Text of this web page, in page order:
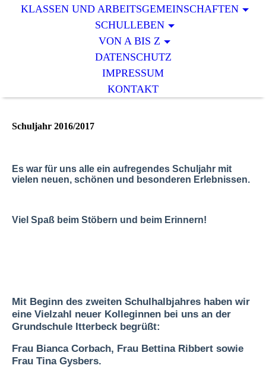
KLASSEN UND ARBEITSGEMEINSCHAFTEN
SCHULLEBEN
VON A BIS Z
DATENSCHUTZ
IMPRESSUM
KONTAKT
Schuljahr 2016/2017
Es war für uns alle ein aufregendes Schuljahr mit
vielen neuen, schönen und besonderen Erlebnissen.
Viel Spaß beim Stöbern und beim Erinnern!
Mit Beginn des zweiten Schulhalbjahres haben wir
eine Vielzahl neuer Kolleginnen bei uns an der
Grundschule Itterbeck begrüßt:
Frau Bianca Corbach, Frau Bettina Ribbert sowie
Frau Tina Gysbers.